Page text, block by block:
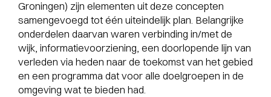
Groningen) zijn elementen uit deze concepten
samengevoegd tot één uiteindelijk plan. Belangrijke
onderdelen daarvan waren verbinding in/met de
wijk, informatievoorziening, een doorlopende lijn van
verleden via heden naar de toekomst van het gebied
en een programma dat voor alle doelgroepen in de
omgeving wat te bieden had.